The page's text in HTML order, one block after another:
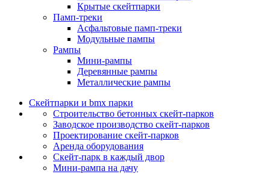
Крытые скейтпарки
Памп‑треки
Асфальтовые памп‑треки
Модульные пампы
Рампы
Мини-рампы
Деревянные рампы
Металлические рампы
Скейтпарки и bmx парки
Строительство бетонных скейт‑парков
Заводское производство скейт-парков
Проектирование скейт-парков
Аренда оборудования
Скейт-парк в каждый двор
Мини-рампа на дачу